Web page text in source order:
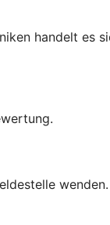
handelt es